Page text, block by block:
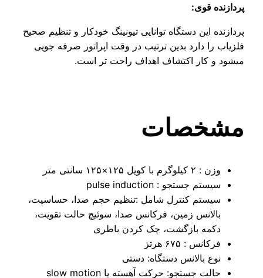
قوی:
این دستگاه توانایی تیونینگ خودکار و تنظیم صحیح
را دارد بدین ترتیب در وقت اپراتور صرفه جویی
و کار اکتشاف اهداف راحت تر است.
وزن : ۲ کیلوگرم با کویل ۱۲۵×۱۲۵ سانتی متر
سیستم جستجو : pulse induction
سیستم کنترل شامل :تنظیم حجم صدا، حساسیت،
بالانس زمین، فرکانس صدا، سوئیچ حالت تقویت،
دکمه بازگشت، چک کردن باطری
فرکانس : ۶۷۵ هرتز
نوع بالانس دستگاه: دستی
حالت جستجو: حرکت آهسته یا slow motion